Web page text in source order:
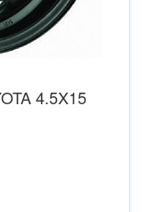
4.5X15